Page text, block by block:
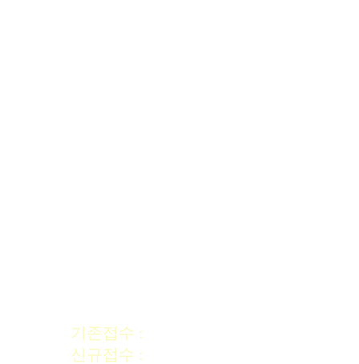
기존접수 :
신규접수 :